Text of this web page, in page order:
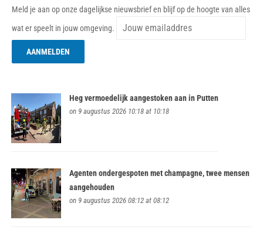
Meld je aan op onze dagelijkse nieuwsbrief en blijf op de hoogte van alles
wat er speelt in jouw omgeving.
Heg vermoedelijk aangestoken aan in Putten
on 9 augustus 2026 10:18 at 10:18
Agenten ondergespoten met champagne, twee mensen
aangehouden
on 9 augustus 2026 08:12 at 08:12